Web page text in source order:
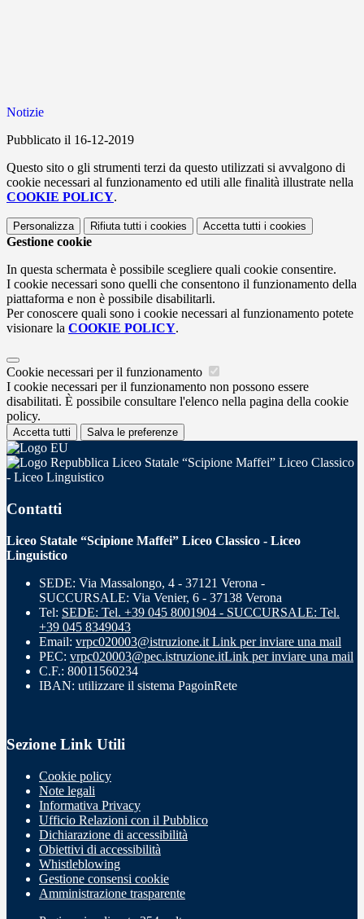
Notizie
Pubblicato il 16-12-2019
Questo sito o gli strumenti terzi da questo utilizzati si avvalgono di
cookie necessari al funzionamento ed utili alle finalità illustrate nella
COOKIE POLICY.
Personalizza Rifiuta tutti i cookies Accetta tutti i cookies
Gestione cookie
In questa schermata è possibile scegliere quali cookie consentire.
I cookie necessari sono quelli che consentono il funzionamento della
piattaforma e non è possibile disabilitarli.
Per conoscere quali sono i cookie necessari al funzionamento potete
visionare la COOKIE POLICY.
Cookie necessari per il funzionamento
I cookie necessari per il funzionamento non possono essere
disabilitati. È possibile consultare l'elenco nella pagina della cookie
policy.
Accetta tutti Salva le preferenze
Liceo Statale “Scipione Maffei” Liceo Classico
- Liceo Linguistico
Contatti
Liceo Statale “Scipione Maffei” Liceo Classico - Liceo
Linguistico
SEDE: Via Massalongo, 4 - 37121 Verona -
SUCCURSALE: Via Venier, 6 - 37138 Verona
Tel: SEDE: Tel. +39 045 8001904 - SUCCURSALE: Tel.
+39 045 8349043
Email: vrpc020003@istruzione.it Link per inviare una mail
PEC: vrpc020003@pec.istruzione.itLink per inviare una mail
C.F.: 80011560234
IBAN: utilizzare il sistema PagoinRete
Sezione Link Utili
Cookie policy
Note legali
Informativa Privacy
Ufficio Relazioni con il Pubblico
Dichiarazione di accessibilità
Obiettivi di accessibilità
Whistleblowing
Gestione consensi cookie
Amministrazione trasparente